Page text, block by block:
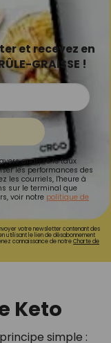
et recevez en
GRAISSE !
analyse le taux
les performances des
les courriels, l'heure à
sur le terminal que
voir notre politique de
votre newsletter contenant des
utilisant le lien de désabonnement
connaissance de notreCharte de
Keto
simple :